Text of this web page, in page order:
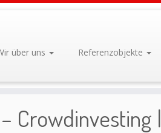
über uns Referenzobjekte
Zeitung
Crowdinvesting |